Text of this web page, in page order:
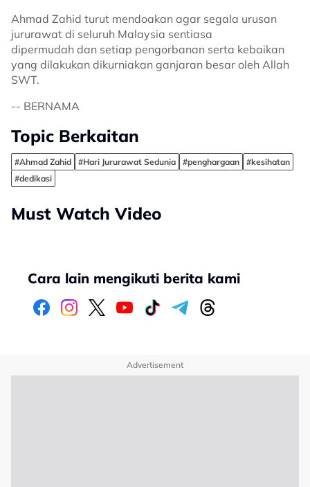
Ahmad Zahid turut mendoakan agar segala urusan
jururawat di seluruh Malaysia sentiasa
dipermudah dan setiap pengorbanan serta kebaikan
yang dilakukan dikurniakan ganjaran besar oleh Allah
SWT.
-- BERNAMA
Topic Berkaitan
#Ahmad Zahid #Hari Jururawat Sedunia #penghargaan
#kesihatan
#dedikasi
Must Watch Video
Cara lain mengikuti berita kami
Advertisement